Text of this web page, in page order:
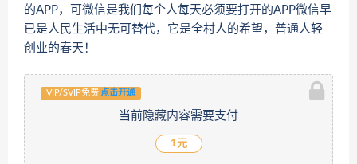
的APP，可微信是我们每个人每天必须要打开的APP微信早
已是人民生活中无可替代，它是全村人的希望，普通人轻
创业的春天！
VIP/SVIP免费 点击开通
当前隐藏内容需要支付
1元